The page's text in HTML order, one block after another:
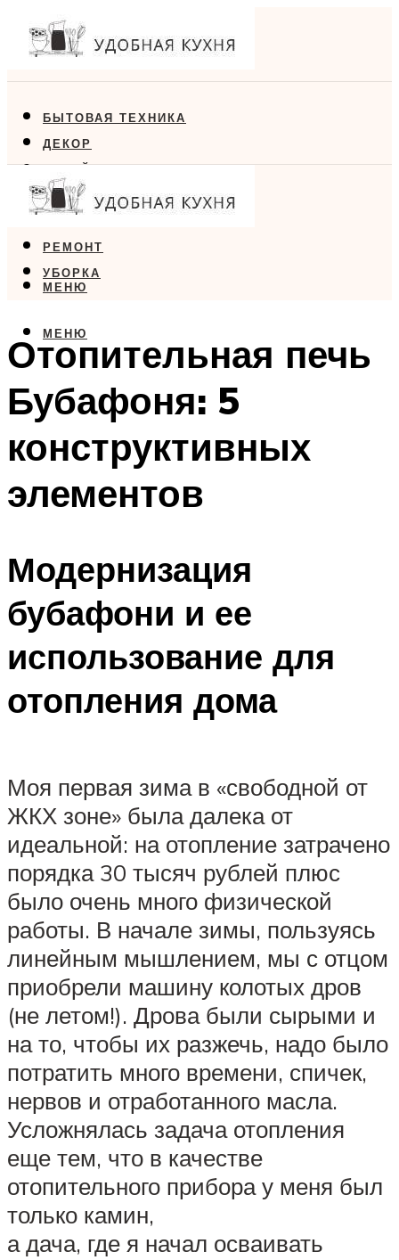
БЫТОВАЯ ТЕХНИКА
ДЕКОР
ДИЗАЙН
ЕДА
РЕМОНТ
УБОРКА
МЕНЮ
МЕНЮ
Отопительная печь
Бубафоня: 5
конструктивных
элементов
Модернизация
бубафони и ее
использование для
отопления дома
Моя первая зима в «свободной от
ЖКХ зоне» была далека от
идеальной: на отопление затрачено
порядка 30 тысяч рублей плюс
было очень много физической
работы. В начале зимы, пользуясь
линейным мышлением, мы с отцом
приобрели машину колотых дров
(не летом!). Дрова были сырыми и
на то, чтобы их разжечь, надо было
потратить много времени, спичек,
нервов и отработанного масла.
Усложнялась задача отопления
еще тем, что в качестве
отопительного прибора у меня был
только камин,
а дача, где я начал осваивать